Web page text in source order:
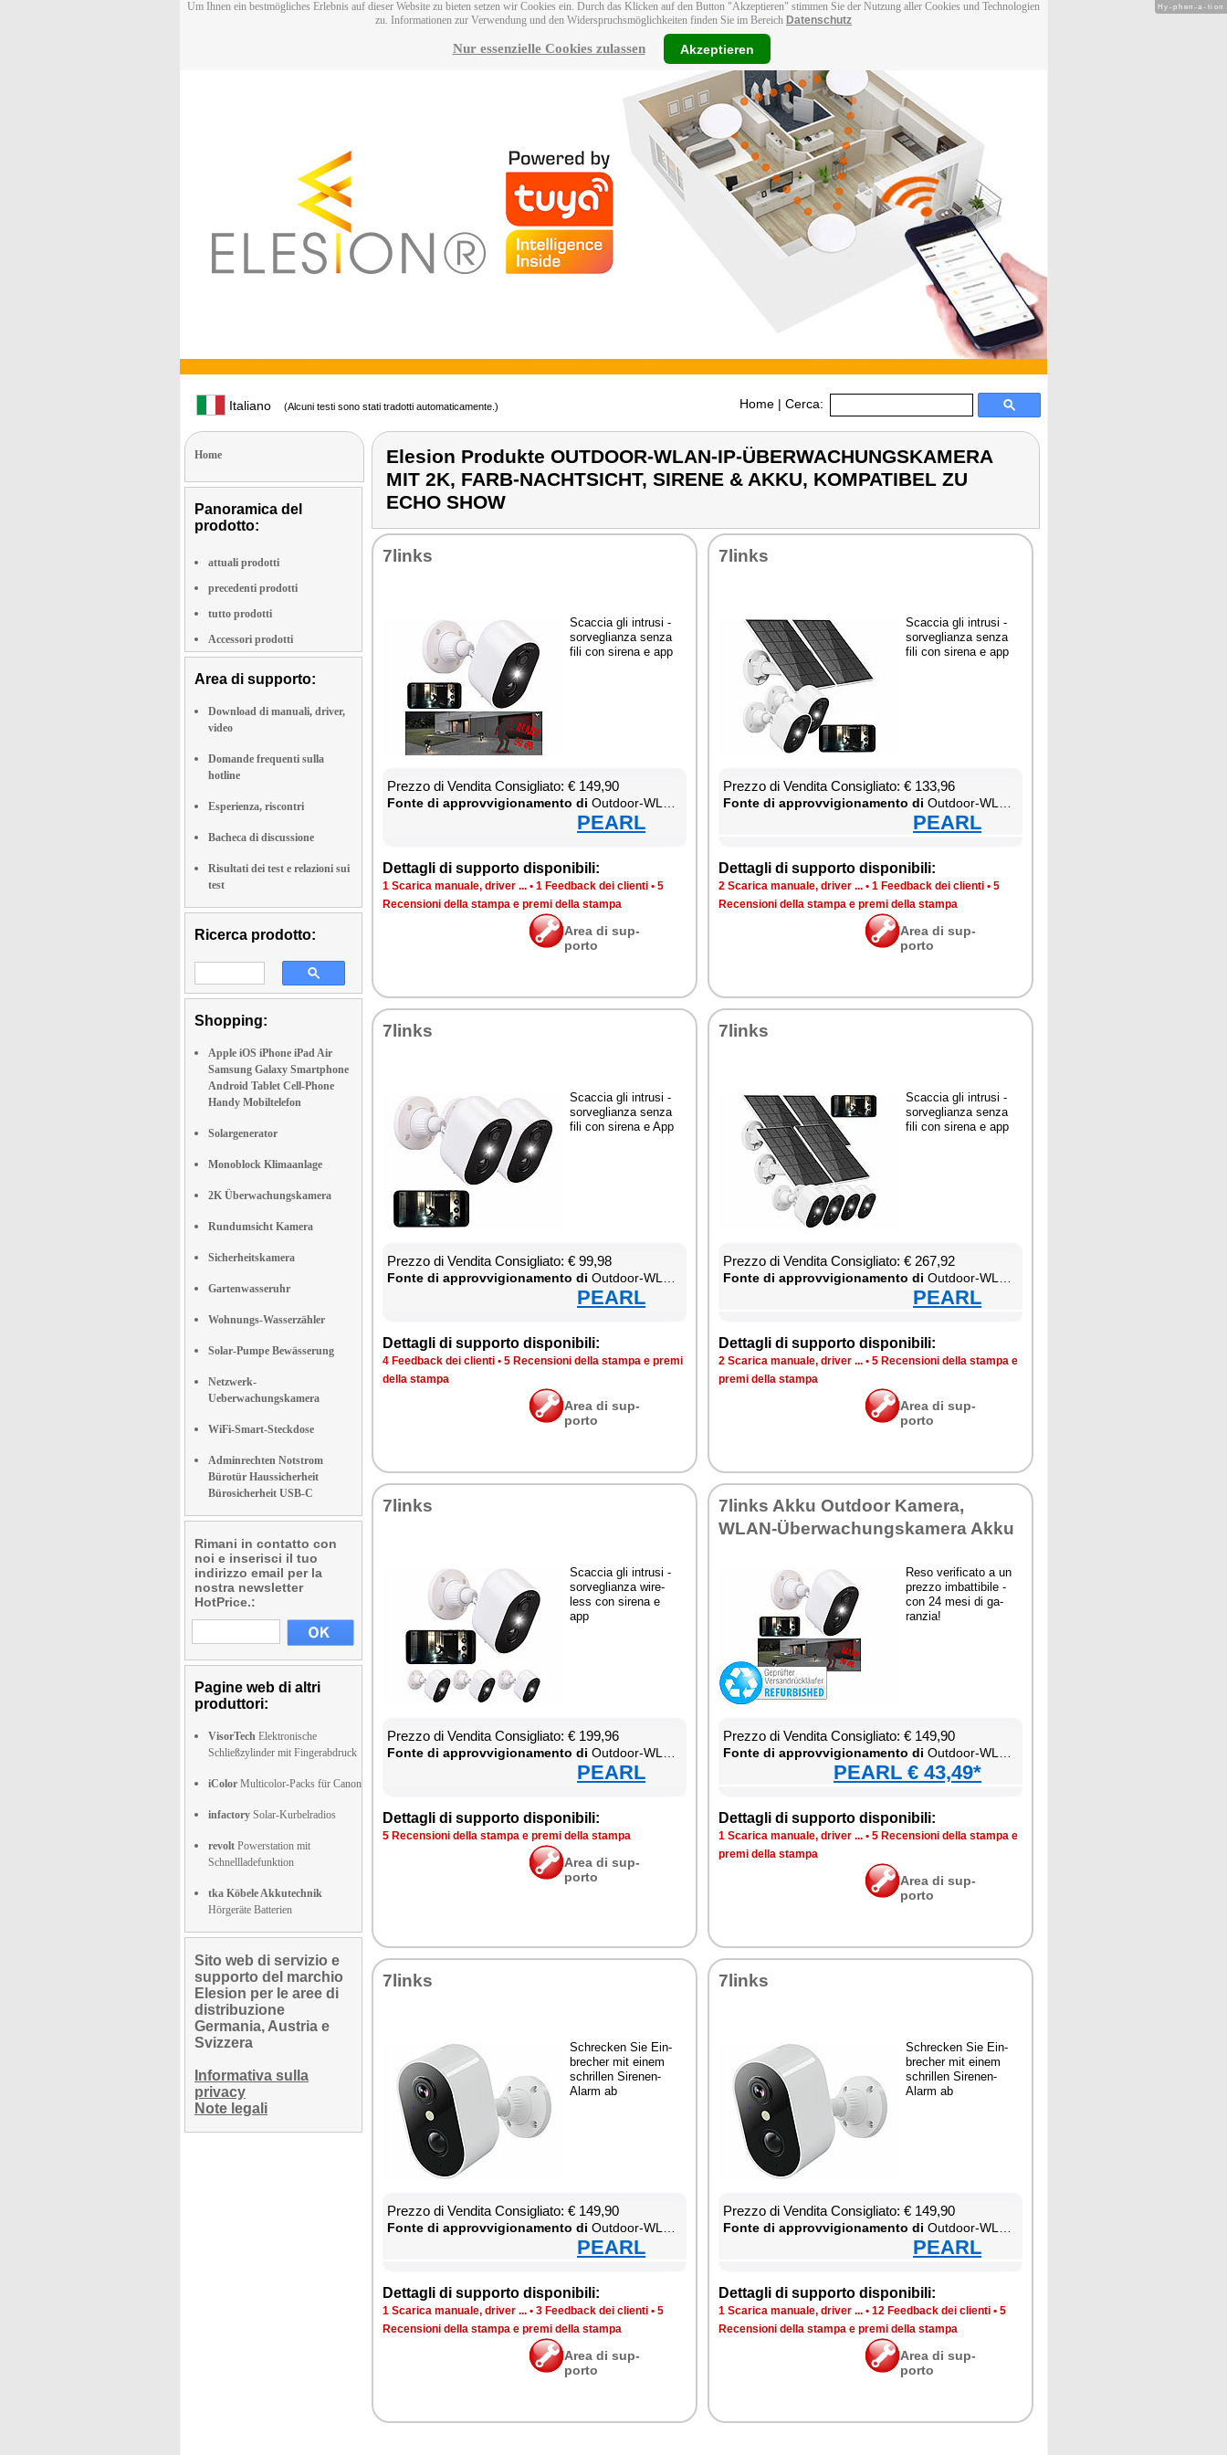
Um Ihnen ein bestmögliches Erlebnis auf dieser Website zu bieten setzen wir Cookies ein. Durch das Klicken auf den Button "Akzeptieren" stimmen Sie der Nutzung aller Cookies und Technologien
zu. Informationen zur Verwendung und den Widerspruchsmöglichkeiten finden Sie im Bereich Datenschutz
Nur essenzielle Cookies zulassen Akzeptieren
Italiano (Alcuni testi sono stati tradotti automaticamente.) Home | Cerca:
Home
Panoramica del
prodotto:
attuali prodotti
precedenti prodotti
tutto prodotti
Accessori prodotti
Area di supporto:
Download di manuali, driver,
video
Domande frequenti sulla
hotline
Esperienza, riscontri
Bacheca di discussione
Risultati dei test e relazioni sui
test
Ricerca prodotto:
Shopping:
Apple iOS iPhone iPad Air
Samsung Galaxy Smartphone
Android Tablet Cell-Phone
Handy Mobiltelefon
Solargenerator
Monoblock Klimaanlage
2K Überwachungskamera
Rundumsicht Kamera
Sicherheitskamera
Gartenwasseruhr
Wohnungs-Wasserzähler
Solar-Pumpe Bewässerung
Netzwerk-
Ueberwachungskamera
WiFi-Smart-Steckdose
Adminrechten Notstrom
Bürotür Haussicherheit
Bürosicherheit USB-C
Rimani in contatto con
noi e inserisci il tuo
indirizzo email per la
nostra newsletter
HotPrice.:
Pagine web di altri
produttori:
VisorTech Elektronische
Schließzylinder mit Fingerabdruck
iColor Multicolor-Packs für Canon
infactory Solar-Kurbelradios
revolt Powerstation mit
Schnellladefunktion
tka Köbele Akkutechnik
Hörgeräte Batterien
Sito web di servizio e
supporto del marchio
Elesion per le aree di
distribuzione
Germania, Austria e
Svizzera
Informativa sulla
privacy
Note legali
Elesion Produkte OUTDOOR-WLAN-IP-ÜBERWACHUNGSKAMERA
MIT 2K, FARB-NACHTSICHT, SIRENE & AKKU, KOMPATIBEL ZU
ECHO SHOW
7links
Scac­cia gli in­tru­si -
sor­ve­glian­za sen­za
fi­li con si­re­na e app
Prez­zo di Ven­di­ta Con­si­glia­to: € 149,90
Fon­te di ap­prov­vi­gio­na­men­to di Out­door-WLAN-IP-Über­wa­chung­ska­me­ra mit 2K, Farb-Na­ch­tsi­cht, Si­re­ne & Ak­ku, kom­pa­ti­bel zu Echo Show
PEARL
Det­ta­gli di sup­por­to di­spo­ni­bi­li:
1 Sca­ri­ca ma­nua­le, dri­ver ... • 1 Feed­back dei clien­ti • 5
Re­cen­sio­ni del­la stam­pa e pre­mi del­la stam­pa
Area di sup­
por­to
7links
Scac­cia gli in­tru­si -
sor­ve­glian­za sen­za
fi­li con si­re­na e app
Prez­zo di Ven­di­ta Con­si­glia­to: € 133,96
Fon­te di ap­prov­vi­gio­na­men­to di Out­door-WLAN-IP-Über­wa­chung­ska­me­ra mit 2K, Farb-Na­ch­tsi­cht, Si­re­ne & Ak­ku, kom­pa­ti­bel zu Echo Show
PEARL
Det­ta­gli di sup­por­to di­spo­ni­bi­li:
2 Sca­ri­ca ma­nua­le, dri­ver ... • 1 Feed­back dei clien­ti • 5
Re­cen­sio­ni del­la stam­pa e pre­mi del­la stam­pa
Area di sup­
por­to
7links
Scac­cia gli in­tru­si -
sor­ve­glian­za sen­za
fi­li con si­re­na e App
Prez­zo di Ven­di­ta Con­si­glia­to: € 99,98
Fon­te di ap­prov­vi­gio­na­men­to di Out­door-WLAN-IP-Über­wa­chung­ska­me­ra mit 2K, Farb-Na­ch­tsi­cht, Si­re­ne & Ak­ku, kom­pa­ti­bel zu Echo Show
PEARL
Det­ta­gli di sup­por­to di­spo­ni­bi­li:
4 Feed­back dei clien­ti • 5 Re­cen­sio­ni del­la stam­pa e pre­mi
del­la stam­pa
Area di sup­
por­to
7links
Scac­cia gli in­tru­si -
sor­ve­glian­za sen­za
fi­li con si­re­na e app
Prez­zo di Ven­di­ta Con­si­glia­to: € 267,92
Fon­te di ap­prov­vi­gio­na­men­to di Out­door-WLAN-IP-Über­wa­chung­ska­me­ra mit 2K, Farb-Na­ch­tsi­cht, Si­re­ne & Ak­ku, kom­pa­ti­bel zu Echo Show
PEARL
Det­ta­gli di sup­por­to di­spo­ni­bi­li:
2 Sca­ri­ca ma­nua­le, dri­ver ... • 5 Re­cen­sio­ni del­la stam­pa e
pre­mi del­la stam­pa
Area di sup­
por­to
7links
Scac­cia gli in­tru­si -
sor­ve­glian­za wi­re­
less con si­re­na e
app
Prez­zo di Ven­di­ta Con­si­glia­to: € 199,96
Fon­te di ap­prov­vi­gio­na­men­to di Out­door-WLAN-IP-Über­wa­chung­ska­me­ra mit 2K, Farb-Na­ch­tsi­cht, Si­re­ne & Ak­ku, kom­pa­ti­bel zu Echo Show
PEARL
Det­ta­gli di sup­por­to di­spo­ni­bi­li:
5 Re­cen­sio­ni del­la stam­pa e pre­mi del­la stam­pa
Area di sup­
por­to
7links Ak­ku Out­door Ka­me­ra,
WLAN-Über­wa­chung­ska­me­ra Ak­ku
Re­so ve­ri­fi­ca­to a un
prez­zo im­bat­ti­bi­le -
con 24 me­si di ga­
ran­zia!
Prez­zo di Ven­di­ta Con­si­glia­to: € 149,90
Fon­te di ap­prov­vi­gio­na­men­to di Out­door-WLAN-IP-Über­wa­chung­ska­me­ra mit 2K, Farb-Na­ch­tsi­cht, Si­re­ne & Ak­ku, kom­pa­ti­bel zu Echo Show
PEARL € 43,49*
Det­ta­gli di sup­por­to di­spo­ni­bi­li:
1 Sca­ri­ca ma­nua­le, dri­ver ... • 5 Re­cen­sio­ni del­la stam­pa e
pre­mi del­la stam­pa
Area di sup­
por­to
7links
Schrec­ken Sie Ein­
bre­cher mit ei­nem
schril­len Si­re­nen-
Alarm ab
Prez­zo di Ven­di­ta Con­si­glia­to: € 149,90
Fon­te di ap­prov­vi­gio­na­men­to di Out­door-WLAN-IP-Über­wa­chung­ska­me­ra mit 2K, Farb-Na­ch­tsi­cht, Si­re­ne & Ak­ku, kom­pa­ti­bel zu Echo Show
PEARL
Det­ta­gli di sup­por­to di­spo­ni­bi­li:
1 Sca­ri­ca ma­nua­le, dri­ver ... • 3 Feed­back dei clien­ti • 5
Re­cen­sio­ni del­la stam­pa e pre­mi del­la stam­pa
Area di sup­
por­to
7links
Schrec­ken Sie Ein­
bre­cher mit ei­nem
schril­len Si­re­nen-
Alarm ab
Prez­zo di Ven­di­ta Con­si­glia­to: € 149,90
Fon­te di ap­prov­vi­gio­na­men­to di Out­door-WLAN-IP-Über­wa­chung­ska­me­ra mit 2K, Farb-Na­ch­tsi­cht, Si­re­ne & Ak­ku, kom­pa­ti­bel zu Echo Show
PEARL
Det­ta­gli di sup­por­to di­spo­ni­bi­li:
1 Sca­ri­ca ma­nua­le, dri­ver ... • 12 Feed­back dei clien­ti • 5
Re­cen­sio­ni del­la stam­pa e pre­mi del­la stam­pa
Area di sup­
por­to
Hy-phen-a-tion